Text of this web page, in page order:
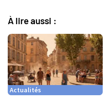
À lire aussi :
Actualités